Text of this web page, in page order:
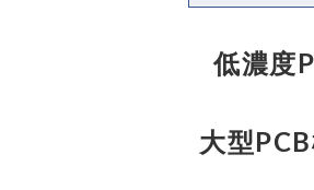
低濃度
大型